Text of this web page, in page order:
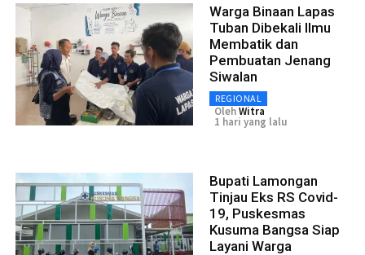
Warga Binaan Lapas
Tuban Dibekali Ilmu
Membatik dan
Pembuatan Jenang
Siwalan
REGIONAL
OlehWitra
1 hari yang lalu
Bupati Lamongan
Tinjau Eks RS Covid-
19, Puskesmas
Kusuma Bangsa Siap
Layani Warga